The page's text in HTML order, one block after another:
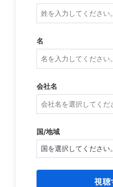
名
会社名
国/地域
視聴